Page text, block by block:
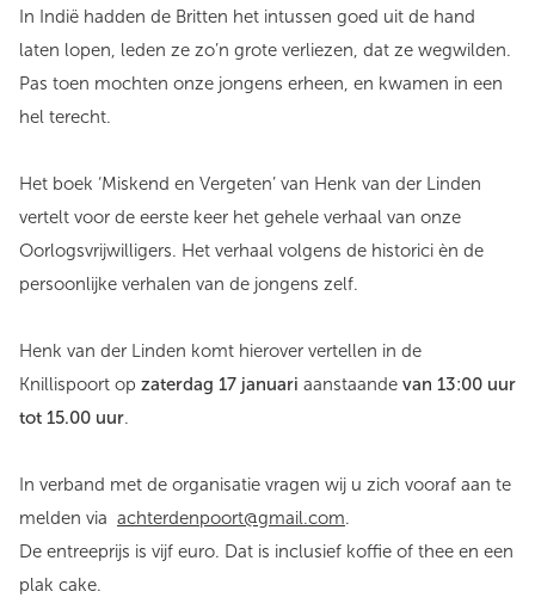
In Indië hadden de Britten het intussen goed uit de hand
laten lopen, leden ze zo’n grote verliezen, dat ze wegwilden.
Pas toen mochten onze jongens erheen, en kwamen in een
hel terecht.
Het boek ‘Miskend en Vergeten’ van Henk van der Linden
vertelt voor de eerste keer het gehele verhaal van onze
Oorlogsvrijwilligers. Het verhaal volgens de historici èn de
persoonlijke verhalen van de jongens zelf.
Henk van der Linden komt hierover vertellen in de
Knillispoort op zaterdag 17 januari aanstaande van 13:00 uur
tot 15.00 uur.
In verband met de organisatie vragen wij u zich vooraf aan te
melden via achterdenpoort@gmail.com.
De entreeprijs is vijf euro. Dat is inclusief koffie of thee en een
plak cake.